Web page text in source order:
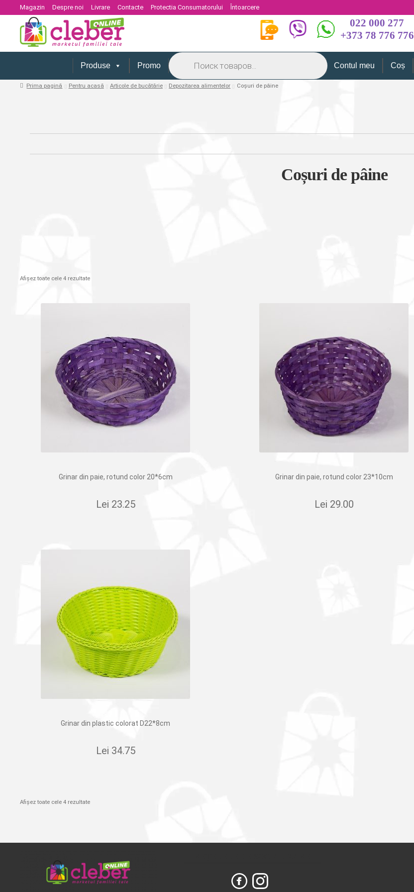
Magazin Despre noi Livrare Contacte Protectia Consumatorului Întoarcere
022 000 277
+373 78 776 776
Produse Promo
Products
search
Contul meu Coș
Prima pagină Pentru acasă Articole de bucătărie Depozitarea alimentelor Coșuri de pâine
Coșuri de pâine
Afișez toate cele 4 rezultate
Grinar din paie, rotund color 20*6cm
Lei 23.25
Grinar din paie, rotund color 23*10cm
Lei 29.00
Grinar din plastic colorat D22*8cm
Lei 34.75
Afișez toate cele 4 rezultate